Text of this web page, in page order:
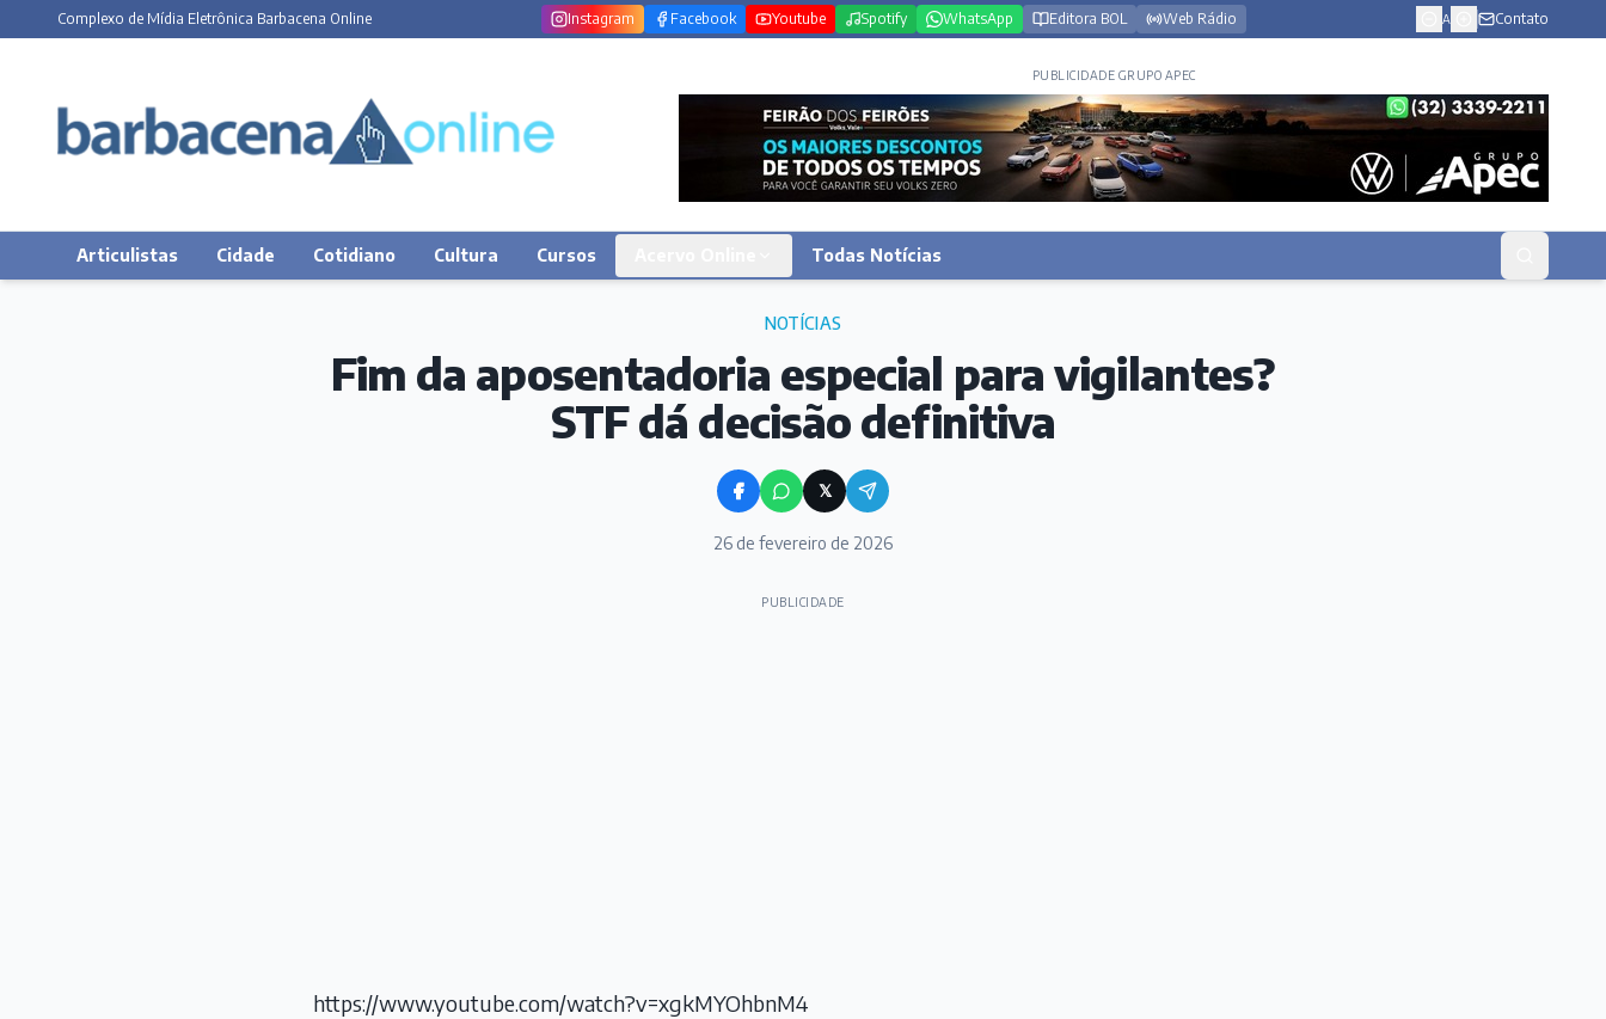
Complexo de Mídia Eletrônica Barbacena Online Instagram Facebook Youtube Spotify WhatsApp Editora BOL Web Rádio A Contato
PUBLICIDADE GRUPO APEC
Articulistas Cidade Cotidiano Cultura Cursos Todas Notícias
NOTÍCIAS
Fim da aposentadoria especial para vigilantes?
STF dá decisão definitiva
𝕏
26 de fevereiro de 2026
PUBLICIDADE
https://www.youtube.com/watch?v=xgkMYOhbnM4